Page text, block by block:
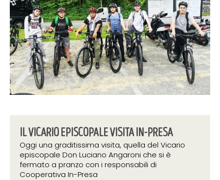
IL VICARIO EPISCOPALE VISITA IN-PRESA
Oggi una graditissima visita, quella del Vicario
episcopale Don Luciano Angaroni che si è
fermato a pranzo con i responsabili di
Cooperativa In-Presa